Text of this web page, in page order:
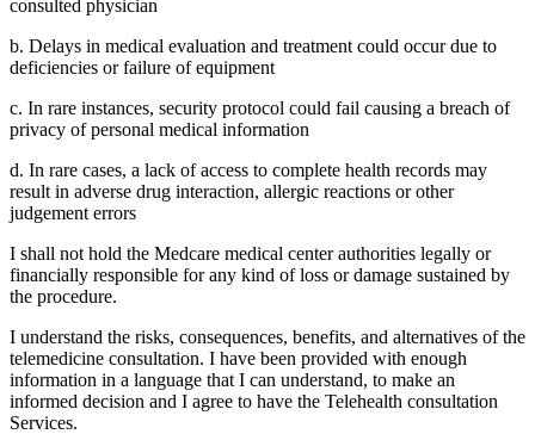
consulted physician
b. Delays in medical evaluation and treatment could occur due to
deficiencies or failure of equipment
c. In rare instances, security protocol could fail causing a breach of
privacy of personal medical information
d. In rare cases, a lack of access to complete health records may
result in adverse drug interaction, allergic reactions or other
judgement errors
I shall not hold the Medcare medical center authorities legally or
financially responsible for any kind of loss or damage sustained by
the procedure.
I understand the risks, consequences, benefits, and alternatives of the
telemedicine consultation. I have been provided with enough
information in a language that I can understand, to make an
informed decision and I agree to have the Telehealth consultation
Services.